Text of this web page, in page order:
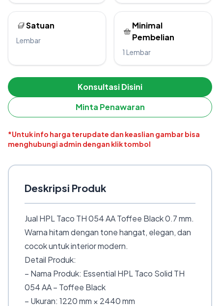
Satuan
Lembar
Minimal
Pembelian
1 Lembar
Konsultasi Disini
Minta Penawaran
*Untuk info harga terupdate dan keaslian gambar bisa
menghubungi admin dengan klik tombol
Deskripsi Produk
Jual HPL Taco TH 054 AA Toffee Black 0.7 mm.
Warna hitam dengan tone hangat, elegan, dan
cocok untuk interior modern.
Detail Produk:
– Nama Produk: Essential HPL Taco Solid TH
054 AA – Toffee Black
– Ukuran: 1220 mm × 2440 mm